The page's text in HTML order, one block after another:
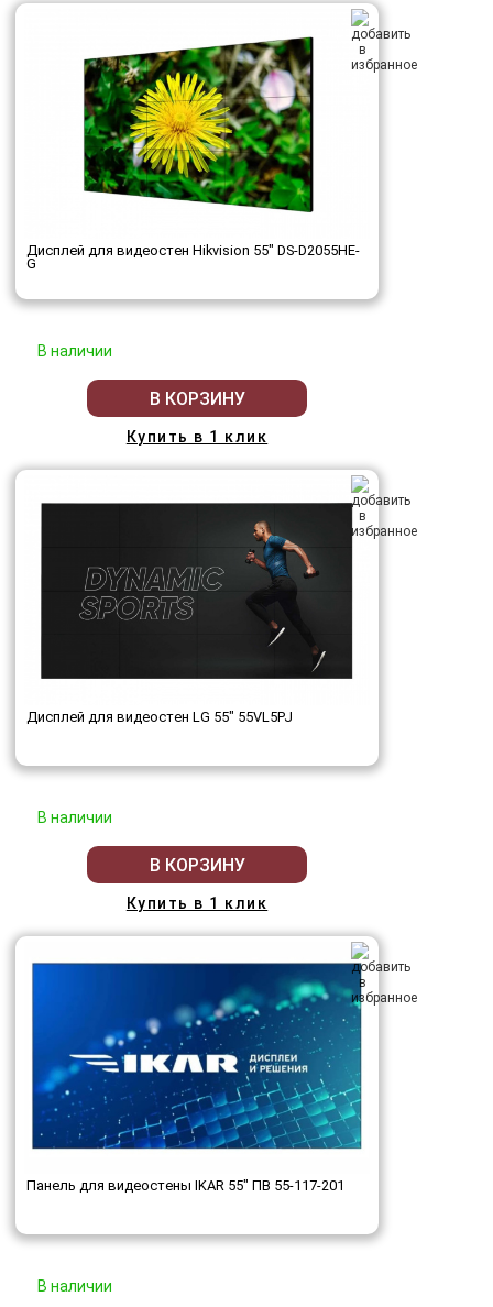
Дисплей для видеостен Hikvision 55" DS-D2055HE-
G
В наличии
В КОРЗИНУ
Купить в 1 клик
Дисплей для видеостен LG 55" 55VL5PJ
В наличии
В КОРЗИНУ
Купить в 1 клик
Панель для видеостены IKAR 55" ПВ 55-117-201
В наличии